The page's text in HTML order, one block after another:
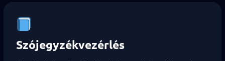
Szójegyzékvezérlés